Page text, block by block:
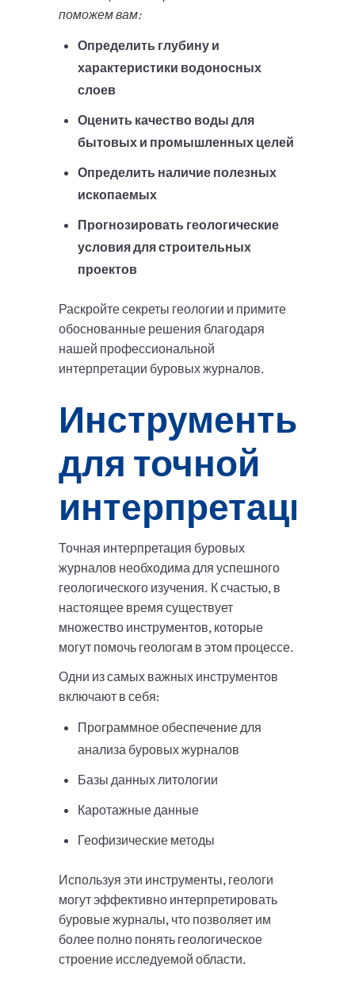
поможем вам:
Определить глубину и
характеристики водоносных
слоев
Оценить качество воды для
бытовых и промышленных целей
Определить наличие полезных
ископаемых
Прогнозировать геологические
условия для строительных
проектов
Раскройте секреты геологии и примите
обоснованные решения благодаря
нашей профессиональной
интерпретации буровых журналов.
Инструменты
для точной
интерпретации
Точная интерпретация буровых
журналов необходима для успешного
геологического изучения. К счастью, в
настоящее время существует
множество инструментов, которые
могут помочь геологам в этом процессе.
Одни из самых важных инструментов
включают в себя:
Программное обеспечение для
анализа буровых журналов
Базы данных литологии
Каротажные данные
Геофизические методы
Используя эти инструменты, геологи
могут эффективно интерпретировать
буровые журналы, что позволяет им
более полно понять геологическое
строение исследуемой области.